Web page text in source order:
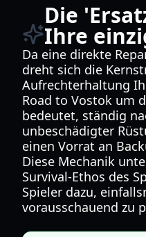
Die
Ihre
Da eine direkte
dreht sich die
Aufrechterhaltung
Road to Vostok um
bedeutet, ständig
unbeschädigter
einen Vorrat an
Diese Mechanik
Survival-Ethos des
Spieler dazu,
vorausschauend zu